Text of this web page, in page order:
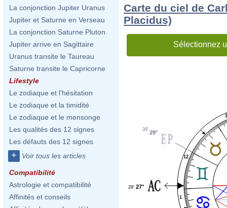
La conjonction Jupiter Uranus
Jupiter et Saturne en Verseau
La conjonction Saturne Pluton
Jupiter arrive en Sagittaire
Uranus transite le Taureau
Saturne transite le Capricorne
Lifestyle
Le zodiaque et l'hésitation
Le zodiaque et la timidité
Le zodiaque et le mensonge
Les qualités des 12 signes
Les défauts des 12 signes
+ Voir tous les articles
Compatibilité
Astrologie et compatibilité
Affinités et conseils
Carte du ciel de
Placidus)
Sélectionnez
1
12
29°
39'
27°
29'